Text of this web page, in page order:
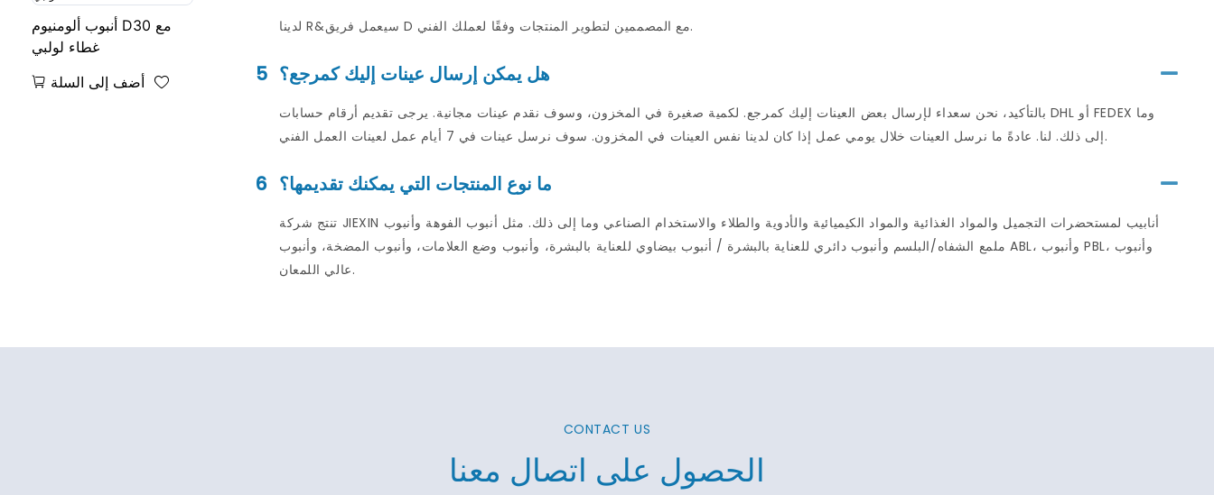
لدينا R&سيعمل فريق D مع المصممين لتطوير المنتجات وفقًا لعملك الفني.
5 هل يمكن إرسال عينات إليك كمرجع؟
بالتأكيد، نحن سعداء لإرسال بعض العينات إليك كمرجع. لكمية صغيرة في المخزون، وسوف نقدم عينات مجانية. يرجى تقديم أرقام حسابات DHL أو FEDEX وما
إلى ذلك. لنا. عادةً ما نرسل العينات خلال يومي عمل إذا كان لدينا نفس العينات في المخزون. سوف نرسل عينات في 7 أيام عمل لعينات العمل الفني.
6 ما نوع المنتجات التي يمكنك تقديمها؟
تنتج شركة JIEXIN أنابيب لمستحضرات التجميل والمواد الغذائية والمواد الكيميائية والأدوية والطلاء والاستخدام الصناعي وما إلى ذلك. مثل أنبوب الفوهة وأنبوب
ملمع الشفاه/البلسم وأنبوب دائري للعناية بالبشرة / أنبوب بيضاوي للعناية بالبشرة، وأنبوب وضع العلامات، وأنبوب المضخة، وأنبوب ABL، وأنبوب PBL، وأنبوب
عالي اللمعان.
أنبوب ألومنيوم D30 مع
غطاء لولبي
أضف إلى السلة
CONTACT US
الحصول على اتصال معنا